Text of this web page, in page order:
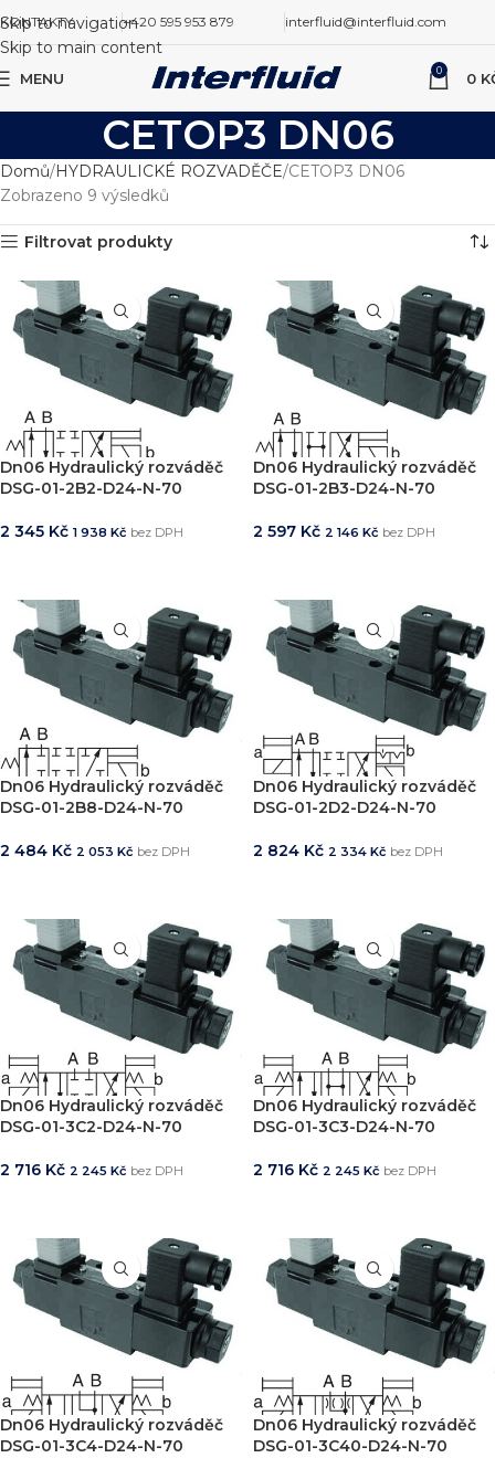
Skip to navigation
Skip to main content
KONTAKTY +420 595 953 879 interfluid@interfluid.com
MENU 0 0
CETOP3 DN06
Domů HYDRAULICKÉ ROZVADĚČE CETOP3 DN06
Zobrazeno 9 výsledků
Filtrovat produkty
Dn06 Hydraulický rozváděč
DSG-01-2B2-D24-N-70
2 345 Kč 1 938 Kč bez DPH
Dn06 Hydraulický rozváděč
DSG-01-2B3-D24-N-70
2 597 Kč 2 146 Kč bez DPH
Dn06 Hydraulický rozváděč
DSG-01-2B8-D24-N-70
2 484 Kč 2 053 Kč bez DPH
Dn06 Hydraulický rozváděč
DSG-01-2D2-D24-N-70
2 824 Kč 2 334 Kč bez DPH
Dn06 Hydraulický rozváděč
DSG-01-3C2-D24-N-70
2 716 Kč 2 245 Kč bez DPH
Dn06 Hydraulický rozváděč
DSG-01-3C3-D24-N-70
2 716 Kč 2 245 Kč bez DPH
Dn06 Hydraulický rozváděč
DSG-01-3C4-D24-N-70
Dn06 Hydraulický rozváděč
DSG-01-3C40-D24-N-70